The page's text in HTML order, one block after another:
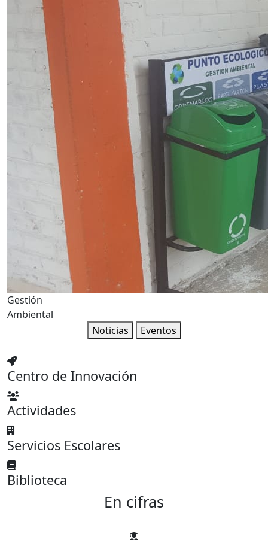
Gestión
Ambiental
Noticias
Eventos
Centro de Innovación
Actividades
Servicios Escolares
Biblioteca
En cifras